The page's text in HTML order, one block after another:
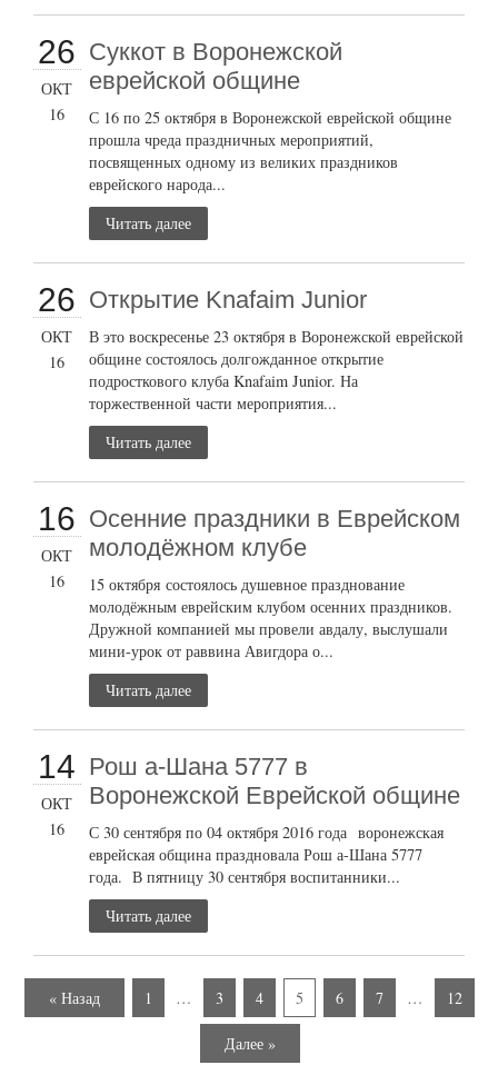
26
ОКТ
16
Суккот в Воронежской
еврейской общине
С 16 по 25 октября в Воронежской еврейской общине
прошла чреда праздничных мероприятий,
посвященных одному из великих праздников
еврейского народа...
Читать далее
26
ОКТ
16
Открытие Knafaim Junior
В это воскресенье 23 октября в Воронежской еврейской
общине состоялось долгожданное открытие
подросткового клуба Knafaim Junior. На
торжественной части мероприятия...
Читать далее
16
ОКТ
16
Осенние праздники в Еврейском
молодёжном клубе
15 октября состоялось душевное празднование
молодёжным еврейским клубом осенних праздников.
Дружной компанией мы провели авдалу, выслушали
мини-урок от раввина Авигдора о...
Читать далее
14
ОКТ
16
Рош а-Шана 5777 в
Воронежской Еврейской общине
С 30 сентября по 04 октября 2016 года воронежская
еврейская община праздновала Рош а-Шана 5777
года. В пятницу 30 сентября воспитанники...
Читать далее
« Назад 1 … 3 4 5 6 7 … 12
Далее »